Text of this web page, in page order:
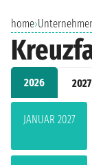
home›
2026 2027
JANUAR 2027